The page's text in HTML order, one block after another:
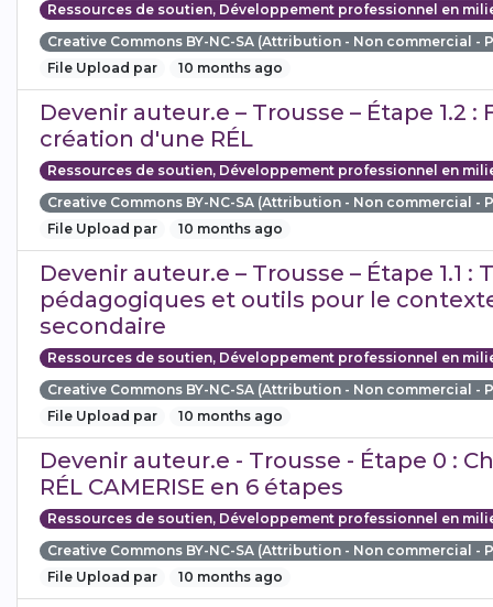
Ressources de soutien, Développement professionnel en
Creative Commons BY-NC-SA (Attribution - Non commercial
File Upload par
10 months ago
Devenir auteur.e – Trousse – Étape 1.2
création d'une RÉL
Ressources de soutien, Développement professionnel en
Creative Commons BY-NC-SA (Attribution - Non commercial
File Upload par
10 months ago
Devenir auteur.e – Trousse – Étape 1.1
pédagogiques et outils pour le
secondaire
Ressources de soutien, Développement professionnel en
Creative Commons BY-NC-SA (Attribution - Non commercial
File Upload par
10 months ago
Devenir auteur.e - Trousse - Étape 0 :
RÉL CAMERISE en 6 étapes
Ressources de soutien, Développement professionnel en
Creative Commons BY-NC-SA (Attribution - Non commercial
File Upload par
10 months ago